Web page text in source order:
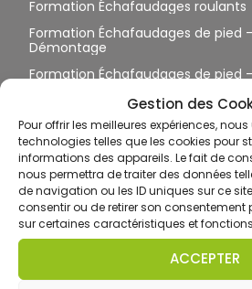
Gestion des
Pour offrir les meilleures expériences,
technologies telles que les cookies pour
informations des appareils. Le fait de
nous permettra de traiter des données
de navigation ou les ID uniques sur ce
consentir ou de retirer son consentement
sur certaines caractéristiques et
ACCEPTER
Formation Échafaudages roulants
Formation Échafaudages de pied
Démontage
Formation Échafaudages de pied
Formation Échafaudages –
TRAVAIL EN HAUTEUR
Formation Travail en Hauteur et
Toiture / Terrasse / Pylônes sans
Toiture / Terrasse / Pylône avec
Formation Port des EPI antichute
Formation Port des EPI antichute